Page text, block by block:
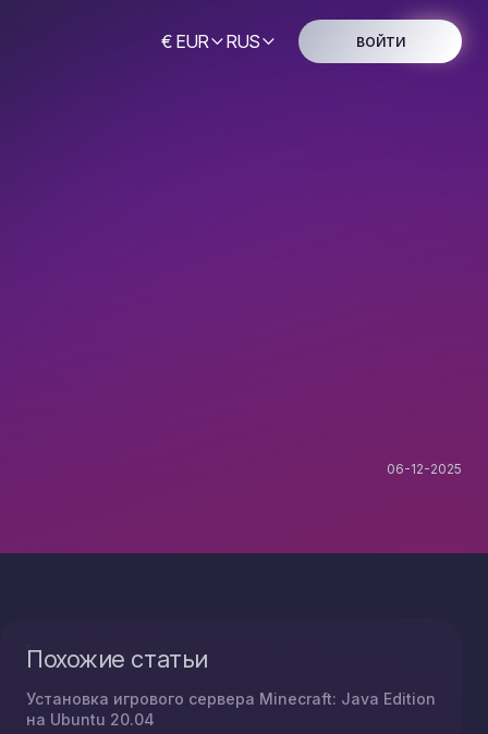
€ EUR RUS ВОЙТИ
06-12-2025
Похожие статьи
Установка игрового сервера Minecraft: Java Edition
на Ubuntu 20.04